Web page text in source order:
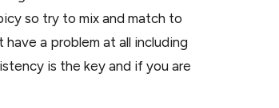
so try to mix and match to
a problem at all including
is the key and if you are